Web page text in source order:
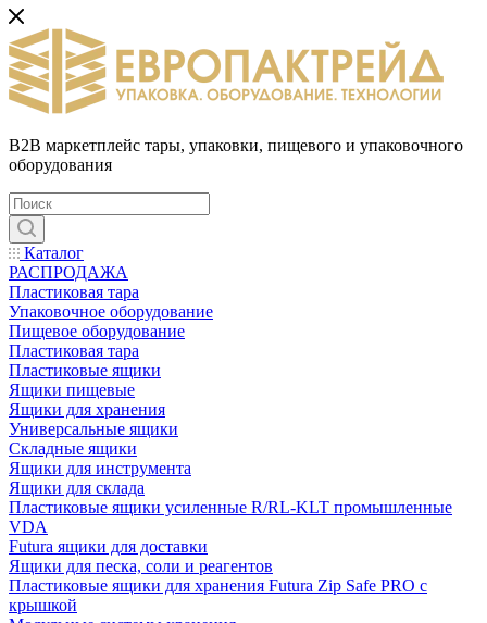
B2B маркетплейс тары, упаковки, пищевого и упаковочного
оборудования
Каталог
РАСПРОДАЖА
Пластиковая тара
Упаковочное оборудование
Пищевое оборудование
Пластиковая тара
Пластиковые ящики
Ящики пищевые
Ящики для хранения
Универсальные ящики
Складные ящики
Ящики для инструмента
Ящики для склада
Пластиковые ящики усиленные R/RL-KLT промышленные
VDA
Futura ящики для доставки
Ящики для песка, соли и реагентов
Пластиковые ящики для хранения Futura Zip Safe PRO с
крышкой